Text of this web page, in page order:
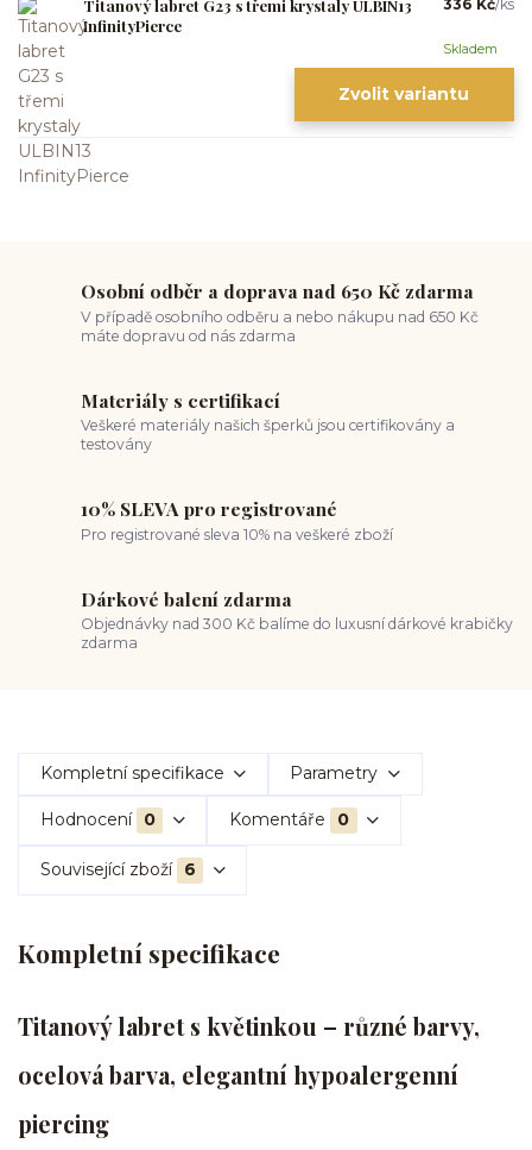
Titanový labret G23 s třemi krystaly ULBIN13
InfinityPierce
336 Kč/ks
Skladem
Zvolit variantu
Osobní odběr a doprava nad 650 Kč zdarma
V případě osobního odběru a nebo nákupu nad 650 Kč
máte dopravu od nás zdarma
Materiály s certifikací
Veškeré materiály našich šperků jsou certifikovány a
testovány
10% SLEVA pro registrované
Pro registrované sleva 10% na veškeré zboží
Dárkové balení zdarma
Objednávky nad 300 Kč balíme do luxusní dárkové krabičky
zdarma
Kompletní specifikace Parametry
Hodnocení 0 Komentáře 0
Související zboží 6
Kompletní specifikace
Titanový labret s květinkou – různé barvy,
ocelová barva, elegantní hypoalergenní
piercing